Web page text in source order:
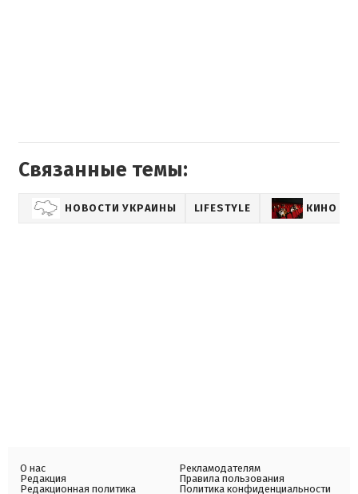
Связанные темы:
НОВОСТИ УКРАИНЫ LIFESTYLE КИНО
О нас
Редакция
Редакционная политика
Рекламодателям
Правила пользования
Политика конфиденциальности